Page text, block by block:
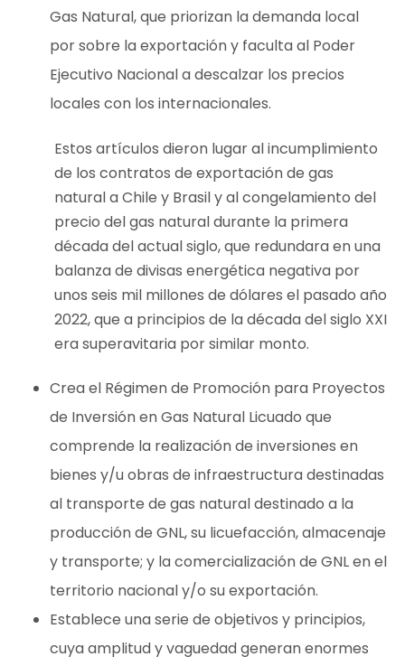
Gas Natural, que priorizan la demanda local
por sobre la exportación y faculta al Poder
Ejecutivo Nacional a descalzar los precios
locales con los internacionales.
Estos artículos dieron lugar al incumplimiento
de los contratos de exportación de gas
natural a Chile y Brasil y al congelamiento del
precio del gas natural durante la primera
década del actual siglo, que redundara en una
balanza de divisas energética negativa por
unos seis mil millones de dólares el pasado año
2022, que a principios de la década del siglo XXI
era superavitaria por similar monto.
Crea el Régimen de Promoción para Proyectos
de Inversión en Gas Natural Licuado que
comprende la realización de inversiones en
bienes y/u obras de infraestructura destinadas
al transporte de gas natural destinado a la
producción de GNL, su licuefacción, almacenaje
y transporte; y la comercialización de GNL en el
territorio nacional y/o su exportación.
Establece una serie de objetivos y principios,
cuya amplitud y vaguedad generan enormes